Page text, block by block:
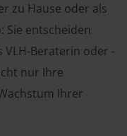
zu Hause oder als
Sie entscheiden
VLH-Beraterin oder -
nur Ihre
Ihrer